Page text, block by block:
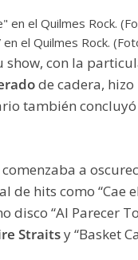
el Quilmes Rock.
show, con la
de cadera,
también
a
hits como “Cae
disco “Al Parecer
Straitsy “Basket